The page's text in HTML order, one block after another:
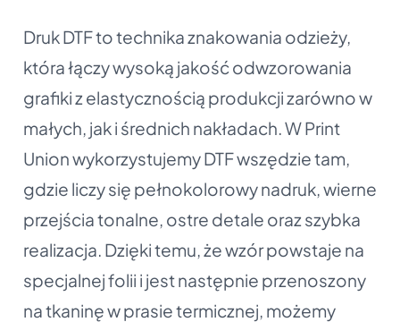
Druk DTF to technika znakowania odzieży,
która łączy wysoką jakość odwzorowania
grafiki z elastycznością produkcji zarówno w
małych, jak i średnich nakładach. W Print
Union wykorzystujemy DTF wszędzie tam,
gdzie liczy się pełnokolorowy nadruk, wierne
przejścia tonalne, ostre detale oraz szybka
realizacja. Dzięki temu, że wzór powstaje na
specjalnej folii i jest następnie przenoszony
na tkaninę w prasie termicznej, możemy